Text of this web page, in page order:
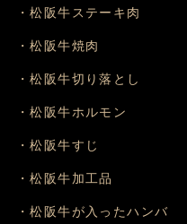
・松阪牛ステーキ肉
・松阪牛焼肉
・松阪牛切り落とし
・松阪牛ホルモン
・松阪牛すじ
・松阪牛加工品
・松阪牛が入ったハンバ